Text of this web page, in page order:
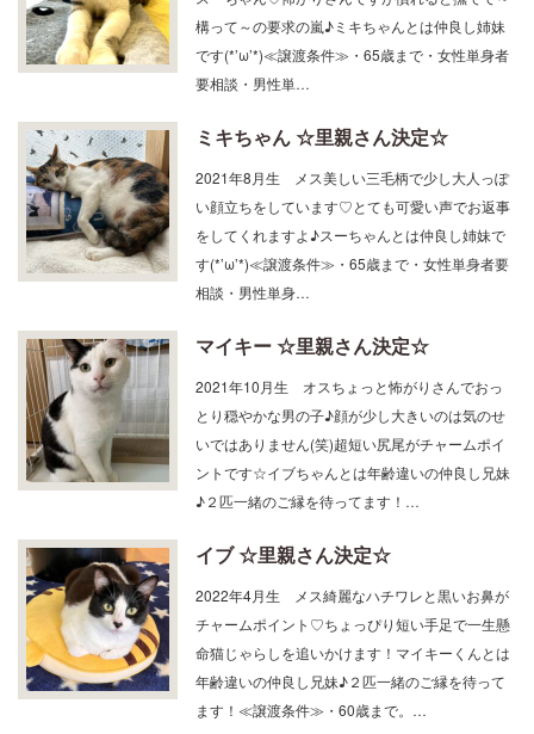
構って～の要求の嵐♪ミキちゃんとは仲良し姉妹
です(*’ω’*)≪譲渡条件≫・65歳まで・女性単身者
要相談・男性単…
ミキちゃん ☆里親さん決定☆
い顔立ちをしています♡とても可愛い声でお返事
をしてくれますよ♪スーちゃんとは仲良し姉妹で
す(*’ω’*)≪譲渡条件≫・65歳まで・女性単身者要
相談・男性単身…
マイキー ☆里親さん決定☆
とり穏やかな男の子♪顔が少し大きいのは気のせ
いではありません(笑)超短い尻尾がチャームポイ
ントです☆イブちゃんとは年齢違いの仲良し兄妹
♪２匹一緒のご縁を待ってます！…
イブ ☆里親さん決定☆
チャームポイント♡ちょっぴり短い手足で一生懸
命猫じゃらしを追いかけます！マイキーくんとは
年齢違いの仲良し兄妹♪２匹一緒のご縁を待って
ます！≪譲渡条件≫・60歳まで。…